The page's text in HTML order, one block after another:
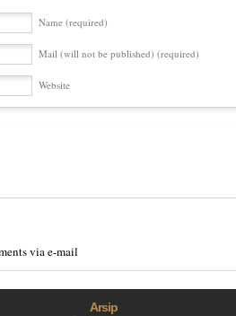
Name (required)
Mail (will not be published) (required)
Website
via e-mail
Arsip